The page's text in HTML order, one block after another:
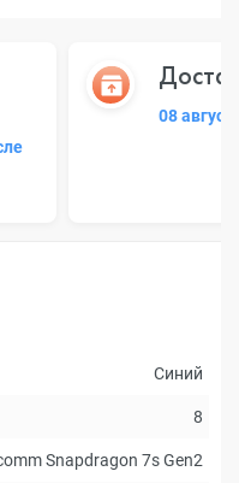
08
Синий
8
Snapdragon 7s Gen2